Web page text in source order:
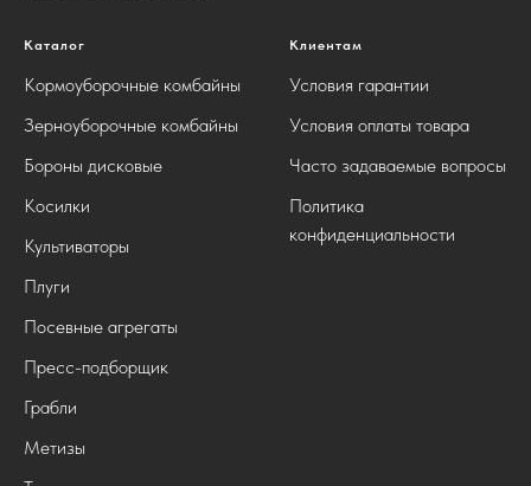
Каталог
Кормоуборочные комбайны
Зерноуборочные комбайны
Бороны дисковые
Косилки
Культиваторы
Плуги
Посевные агрегаты
Пресс-подборщик
Грабли
Метизы
Клиентам
Условия гарантии
Условия оплаты товара
Часто задаваемые вопросы
Политика
конфиденциальности